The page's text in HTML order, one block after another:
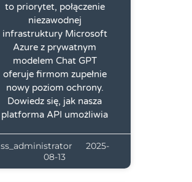
to priorytet, połączenie
niezawodnej
infrastruktury Microsoft
Azure z prywatnym
modelem Chat GPT
oferuje firmom zupełnie
nowy poziom ochrony.
Dowiedz się, jak nasza
platforma API umożliwia
ss_administrator
2025-
08-13